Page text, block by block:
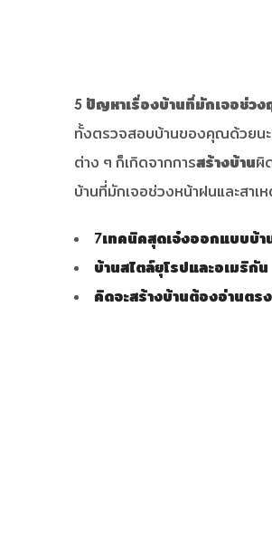
5 ปัญหาเรื่องบ้านที่มักเจอช่วง
ทั้งตรวจสอบบ้านของคุณด้วยนะ
ต่าง ๆ ก็เกิดจากการสร้างบ้านผิ
บ้านที่มักเจอช่วงหน้าฝนและสาเ
7เทคนิคสุดเจ๋งออกแบบบ้า
บ้านสไตล์ยุโรปและอเมริกัน
คิดจะสร้างบ้านต้องอ่านตร